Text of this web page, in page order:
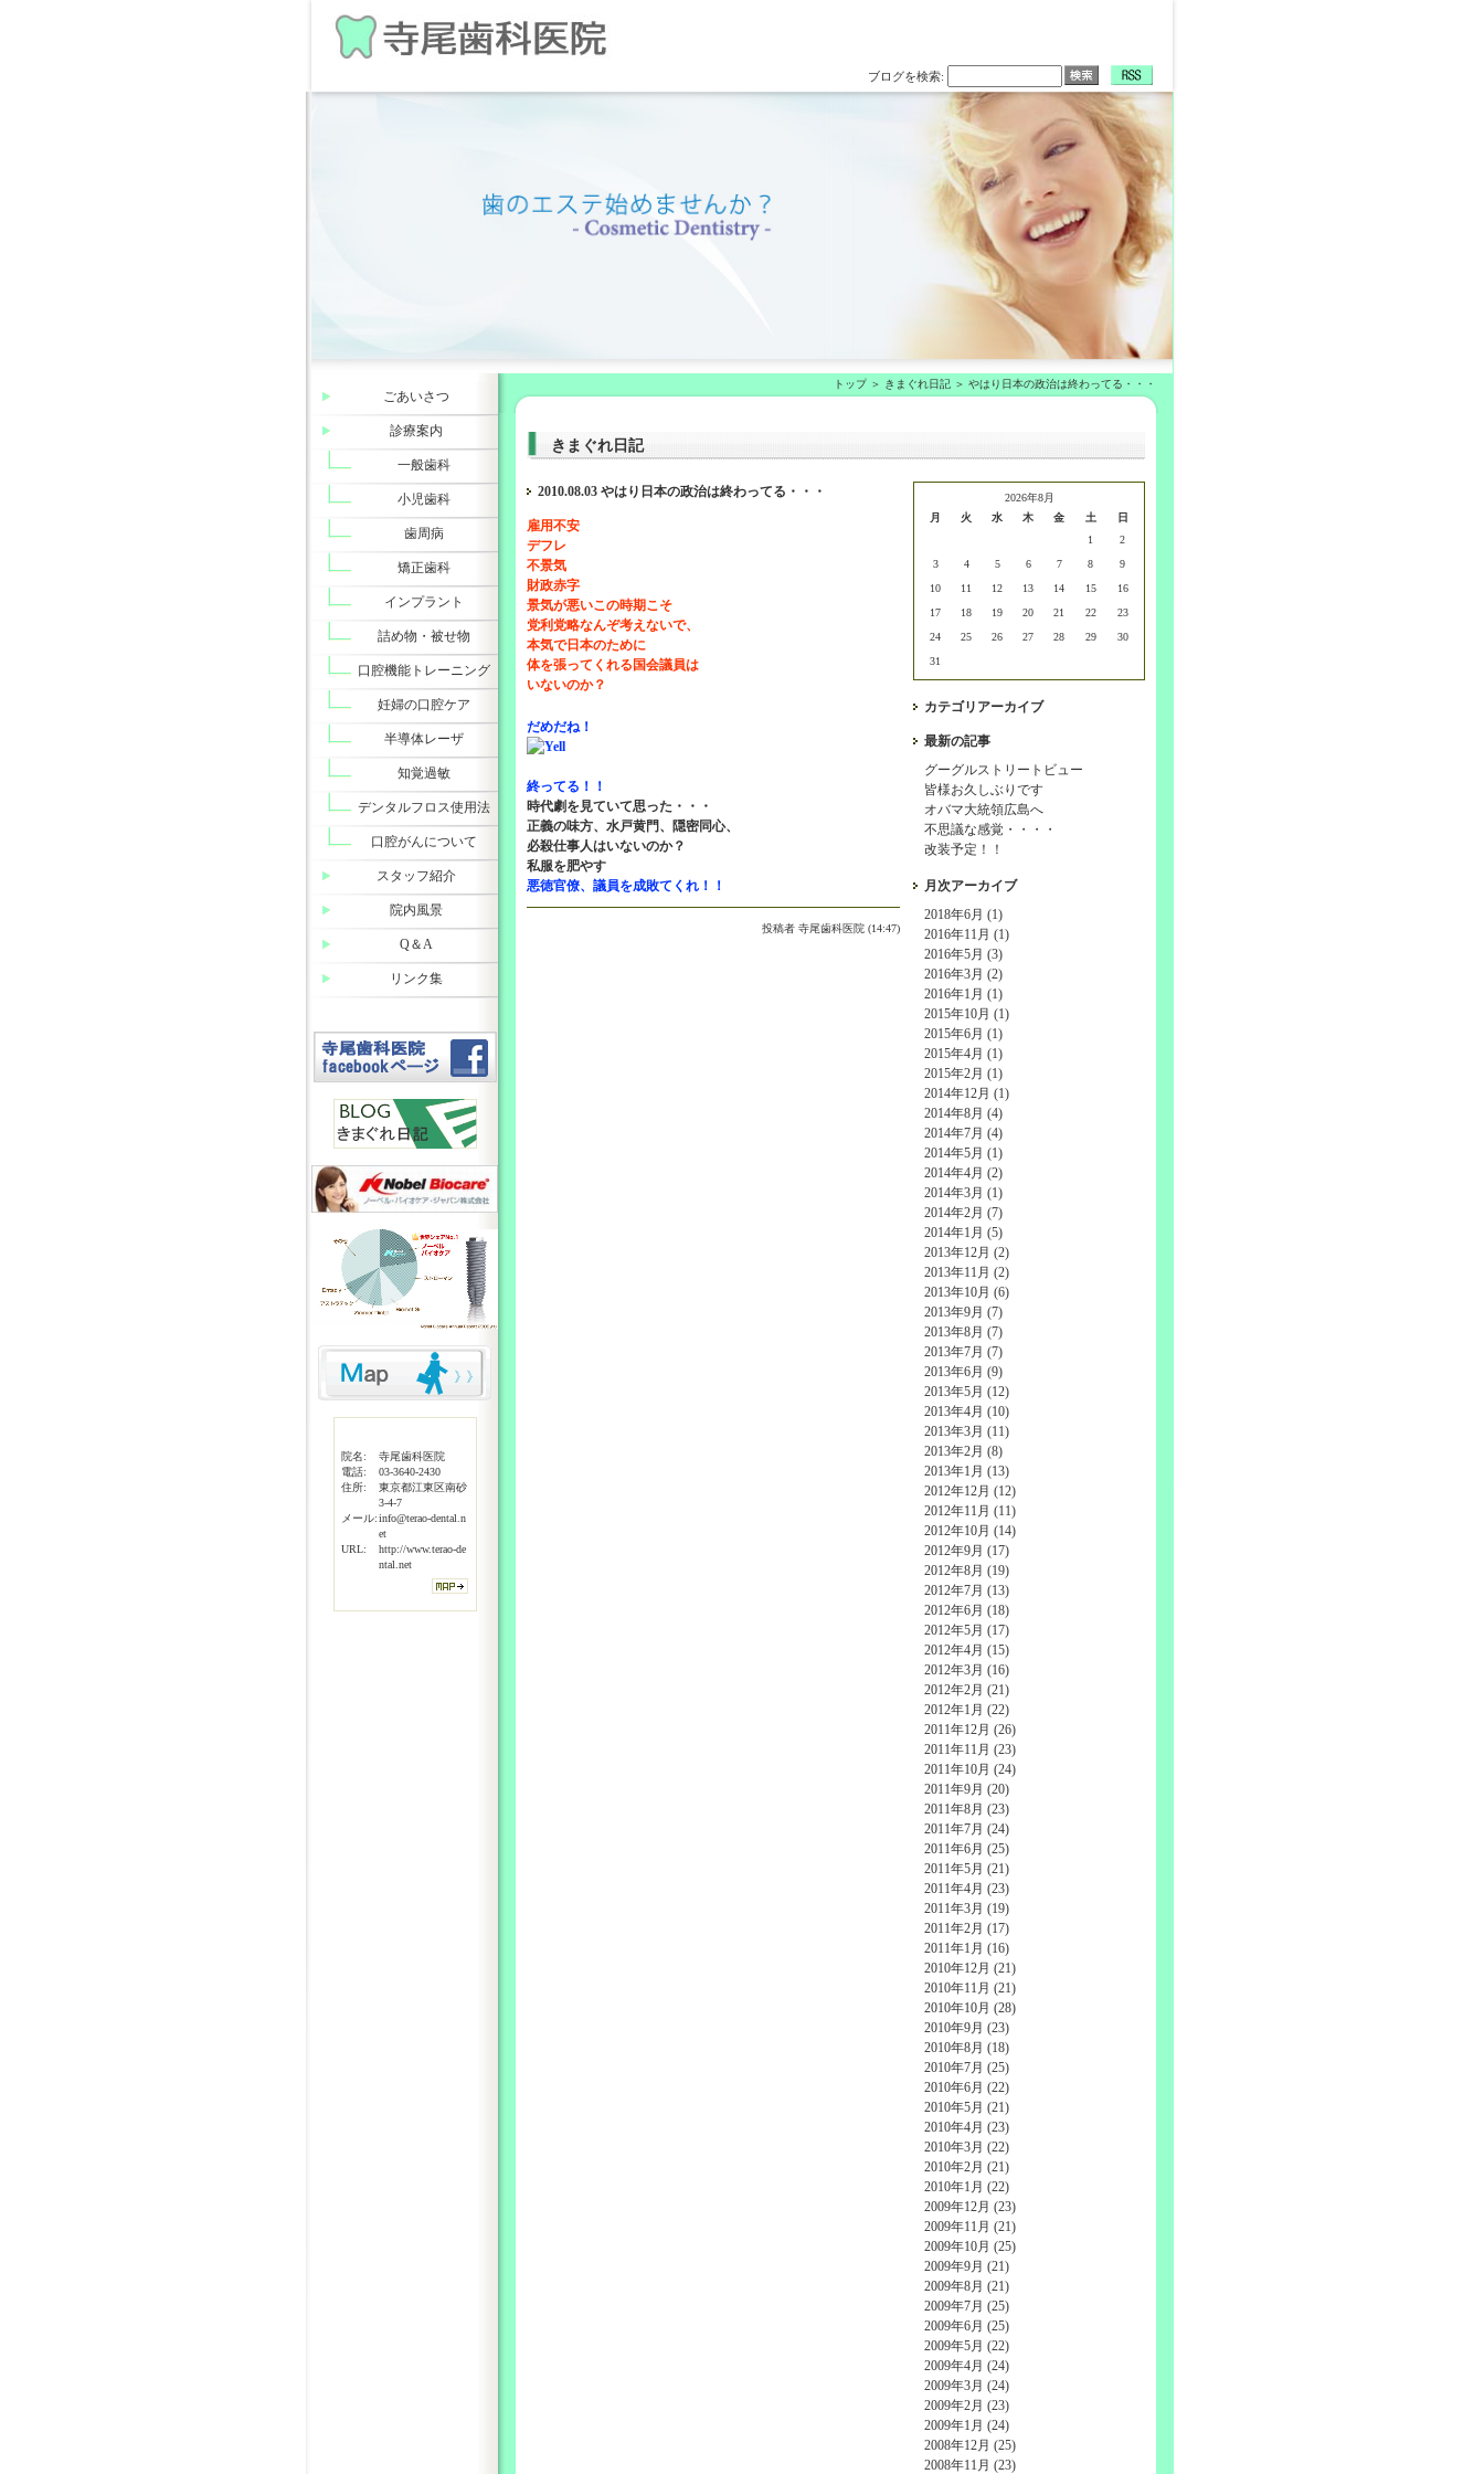
ブログを検索:
トップ きまぐれ日記 やはり日本の政治は終わってる・・・
きまぐれ日記
2010.08.03 やはり日本の政治は終わってる・・・
雇用不安
デフレ
不景気
財政赤字
景気が悪いこの時期こそ
党利党略なんぞ考えないで、
本気で日本のために
体を張ってくれる国会議員は
いないのか？
だめだね！
終ってる！！
時代劇を見ていて思った・・・
正義の味方、水戸黄門、隠密同心、
必殺仕事人はいないのか？
私服を肥やす
悪徳官僚、議員を成敗てくれ！！
投稿者寺尾歯科医院 (14:47)
2026年8月
月
火 水 木 金 土
日
1
2
3
4 5 6 7 8
9
10
11 12 13 14 15
16
17
18 19 20 21 22
23
24
25 26 27 28 29
30
31
カテゴリアーカイブ
最新の記事
グーグルストリートビュー
皆様お久しぶりです
オバマ大統領広島へ
不思議な感覚・・・・
改装予定！！
月次アーカイブ
2018年6月 (1)
2016年11月 (1)
2016年5月 (3)
2016年3月 (2)
2016年1月 (1)
2015年10月 (1)
2015年6月 (1)
2015年4月 (1)
2015年2月 (1)
2014年12月 (1)
2014年8月 (4)
2014年7月 (4)
2014年5月 (1)
2014年4月 (2)
2014年3月 (1)
2014年2月 (7)
2014年1月 (5)
2013年12月 (2)
2013年11月 (2)
2013年10月 (6)
2013年9月 (7)
2013年8月 (7)
2013年7月 (7)
2013年6月 (9)
2013年5月 (12)
2013年4月 (10)
2013年3月 (11)
2013年2月 (8)
2013年1月 (13)
2012年12月 (12)
2012年11月 (11)
2012年10月 (14)
2012年9月 (17)
2012年8月 (19)
2012年7月 (13)
2012年6月 (18)
2012年5月 (17)
2012年4月 (15)
2012年3月 (16)
2012年2月 (21)
2012年1月 (22)
2011年12月 (26)
2011年11月 (23)
2011年10月 (24)
2011年9月 (20)
2011年8月 (23)
2011年7月 (24)
2011年6月 (25)
2011年5月 (21)
2011年4月 (23)
2011年3月 (19)
2011年2月 (17)
2011年1月 (16)
2010年12月 (21)
2010年11月 (21)
2010年10月 (28)
2010年9月 (23)
2010年8月 (18)
2010年7月 (25)
2010年6月 (22)
2010年5月 (21)
2010年4月 (23)
2010年3月 (22)
2010年2月 (21)
2010年1月 (22)
2009年12月 (23)
2009年11月 (21)
2009年10月 (25)
2009年9月 (21)
2009年8月 (21)
2009年7月 (25)
2009年6月 (25)
2009年5月 (22)
2009年4月 (24)
2009年3月 (24)
2009年2月 (23)
2009年1月 (24)
2008年12月 (25)
2008年11月 (23)
ごあいさつ
診療案内
一般歯科
小児歯科
歯周病
矯正歯科
インプラント
詰め物・被せ物
口腔機能トレーニング
妊婦の口腔ケア
半導体レーザ
知覚過敏
デンタルフロス使用法
口腔がんについて
スタッフ紹介
院内風景
Q＆A
リンク集
院名:
寺尾歯科医院
電話:
03-3640-2430
住所:
東京都江東区南砂
3-4-7
メール:info@terao-dental.n
et
URL:
http://www.terao-de
ntal.net